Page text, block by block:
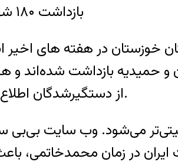
بازداشت ۱۸۰ شهروند عرب در خوزستان
تعداد زیادی از فعالان عرب، بازداشت بیش از ۱۸۰ نفر در
از ۱۸۰ نفردر شهرهای اهواز، شادگان و حمیدیه
از دستگیرشدگان اطلاع دقیقی در دست نیست.
می‌شود. وب سایت
ایران در زمان محمدخاتمی،